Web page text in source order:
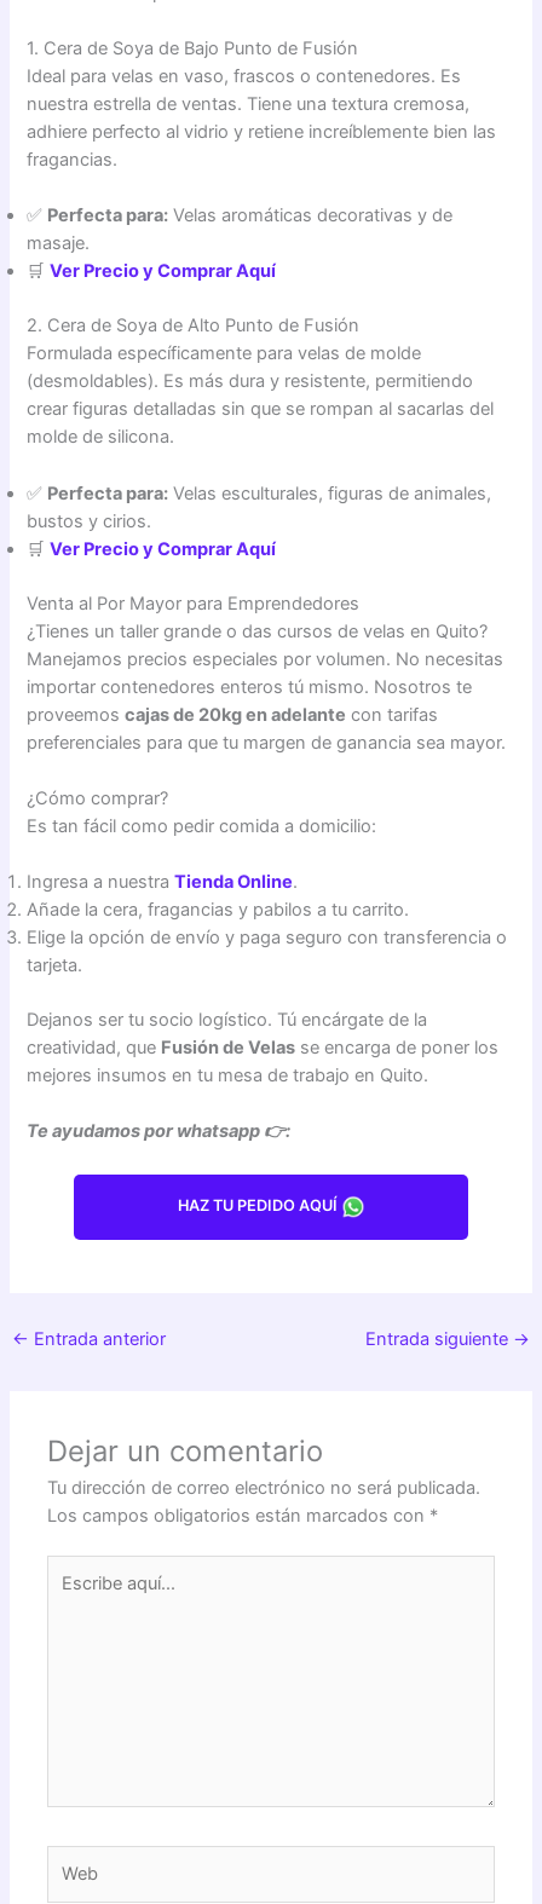
1. Cera de Soya de Bajo Punto de Fusión
Ideal para velas en vaso, frascos o contenedores. Es
nuestra estrella de ventas. Tiene una textura cremosa,
adhiere perfecto al vidrio y retiene increíblemente bien las
fragancias.
✅ Perfecta para: Velas aromáticas decorativas y de
masaje.
🛒Ver Precio y Comprar Aquí
2. Cera de Soya de Alto Punto de Fusión
Formulada específicamente para velas de molde
(desmoldables). Es más dura y resistente, permitiendo
crear figuras detalladas sin que se rompan al sacarlas del
molde de silicona.
✅ Perfecta para: Velas esculturales, figuras de animales,
bustos y cirios.
🛒Ver Precio y Comprar Aquí
Venta al Por Mayor para Emprendedores
¿Tienes un taller grande o das cursos de velas en Quito?
Manejamos precios especiales por volumen. No necesitas
importar contenedores enteros tú mismo. Nosotros te
proveemoscajas de 20kg en adelante con tarifas
preferenciales para que tu margen de ganancia sea mayor.
¿Cómo comprar?
Es tan fácil como pedir comida a domicilio:
Ingresa a nuestraTienda Online.
Añade la cera, fragancias y pabilos a tu carrito.
Elige la opción de envío y paga seguro con transferencia o
tarjeta.
Dejanos ser tu socio logístico. Tú encárgate de la
creatividad, que Fusión de Velas se encarga de poner los
mejores insumos en tu mesa de trabajo en Quito.
Te ayudamos por whatsapp 👉:
HAZ TU PEDIDO AQUÍ
← Entrada anterior Entrada siguiente →
Dejar un comentario
Tu dirección de correo electrónico no será publicada.
Los campos obligatorios están marcados con *
aquí...